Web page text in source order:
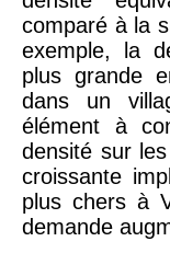
comparé à la
exemple, la
plus grande
dans un
élément à
densité sur
croissante
plus chers à
demande